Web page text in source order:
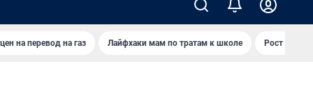
на перевод на газ Лайфхаки мам по тратам к школе Рост цен на